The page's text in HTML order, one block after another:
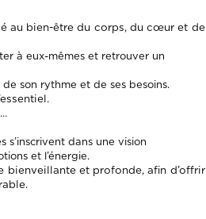
au bien-être du corps, du cœur et de
à eux-mêmes et retrouver un
son rythme et de ses besoins.
dans une vision
et l’énergie.
bienveillante et profonde, afin d’offrir